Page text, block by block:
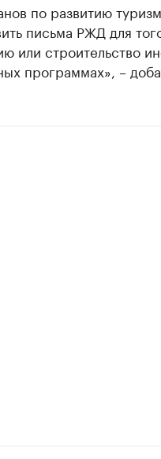
по развитию
письма РЖД для
или строительство
программах», –